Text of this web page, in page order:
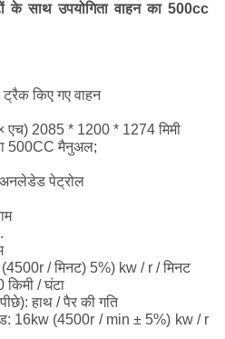
के साथ उपयोगिता वाहन का 500cc
किए गए वाहन
एच) 2085 * 1200 * 1274 मिमी
500CC मैनुअल;
पेट्रोल
/ मिनट) 5%) kw / r / मिनट
/ घंटा
हाथ / पैर की गति
16kw (4500r / min ± 5%) kw / r